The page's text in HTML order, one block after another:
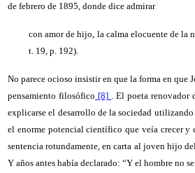
de febrero de 1895, donde dice admirar
con amor de hijo, la calma elocuente de la
t. 19, p. 192).
No parece ocioso insistir en que la forma en que
pensamiento filosófico [8] . El poeta renovador
explicarse el desarrollo de la sociedad
el enorme potencial científico que veía crecer
sentencia rotundamente, en carta al joven hijo
Y años antes había declarado: “Y el hombre no